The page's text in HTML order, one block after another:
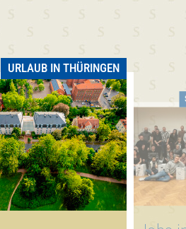
URLAUB IN THÜRINGEN